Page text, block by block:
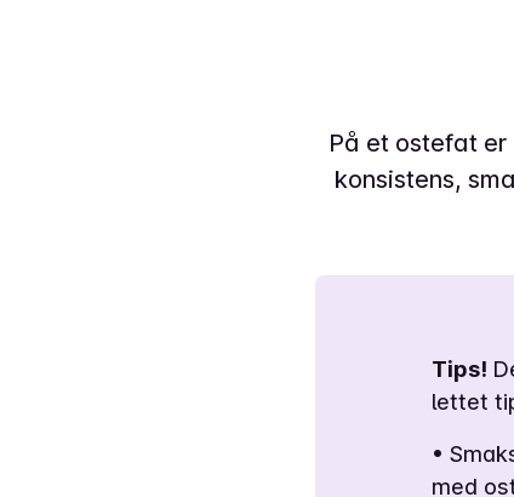
På et ostefat
konsistens,
Tips!
lettet
•
med